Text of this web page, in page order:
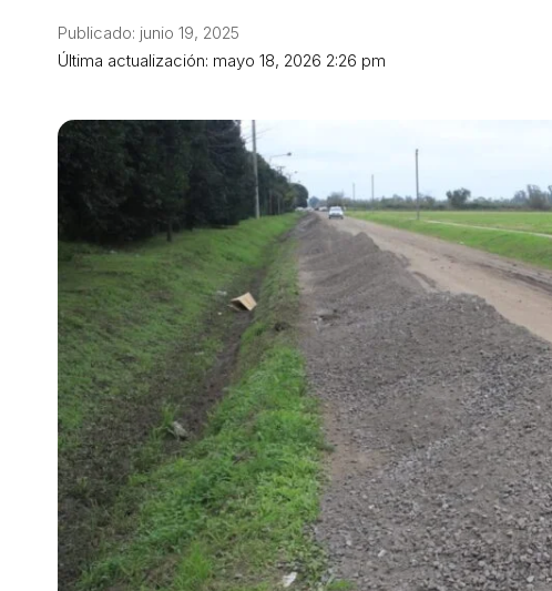
Última actualización: mayo 18, 2026 2:26 pm
Publicado: junio 19, 2025